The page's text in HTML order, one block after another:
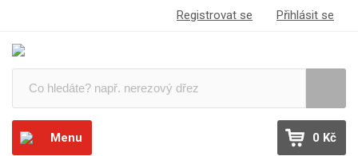
Registrovat se Přihlásit se
Menu 0 Kč